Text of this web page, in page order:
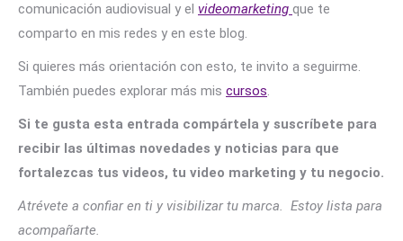
comunicación audiovisual y el videomarketing que te
comparto en mis redes y en este blog.
Si quieres más orientación con esto, te invito a seguirme.
También puedes explorar más mis cursos.
Si te gusta esta entrada compártela y suscríbete para
recibir las últimas novedades y noticias para que
fortalezcas tus videos, tu video marketing y tu negocio.
Atrévete a confiar en ti y visibilizar tu marca. Estoy lista para
acompañarte.